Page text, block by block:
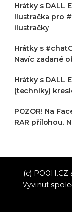
Hrátky s DALL
Ilustračka pro
ilustračky
Hrátky s
Navíc zadané
Hrátky s DALL
(techniky)
POZOR! Na
RAR přílohou.
(c)
Vyvinut